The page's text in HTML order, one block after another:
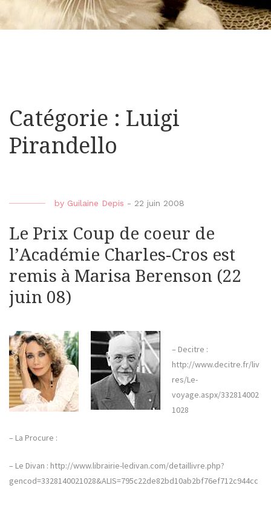
Catégorie : Luigi
Pirandello
by Guilaine Depis - 22 juin 2008
Le Prix Coup de coeur de
l’Académie Charles-Cros est
remis à Marisa Berenson (22
juin 08)
– Decitre :
http://www.decitre.fr/liv
res/Le-
voyage.aspx/332814002
1028
– La Procure :
– Le Divan : http://www.librairie-ledivan.com/detaillivre.php?
gencod=3328140021028&ALIS=795c22de82bd10ab2bf76ef712c944cc